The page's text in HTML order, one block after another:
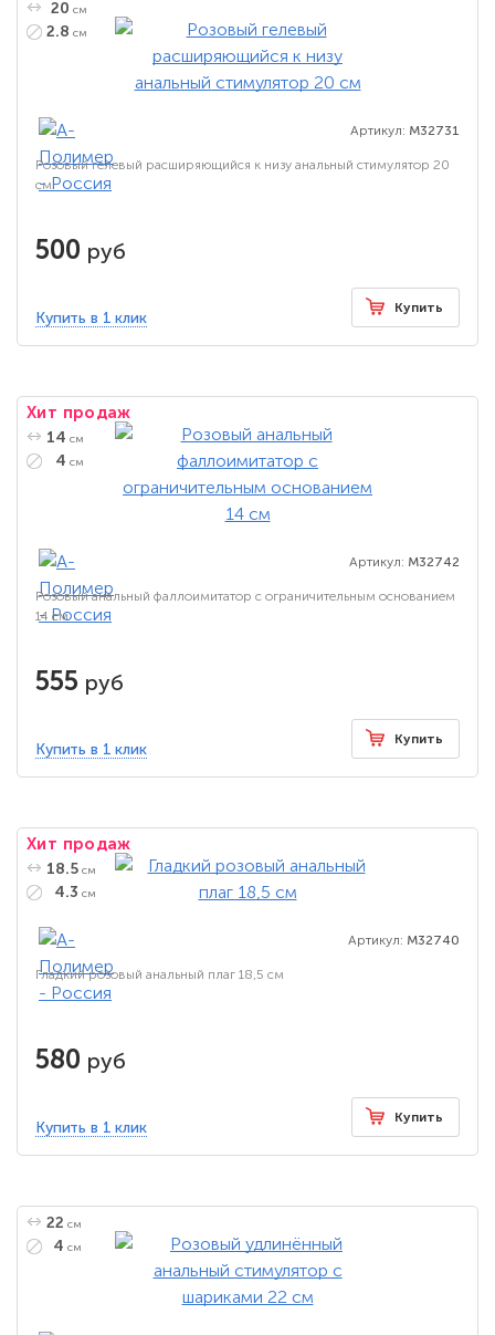
20 см
2.8 см
Артикул: M32731
Розовый гелевый расширяющийся к низу анальный стимулятор 20
см
500 руб
Купить в 1 клик
Купить
Хит продаж
14 см
4 см
Артикул: M32742
Розовый анальный фаллоимитатор с ограничительным основанием
14 см
555 руб
Купить в 1 клик
Купить
Хит продаж
18.5 см
4.3 см
Артикул: M32740
Гладкий розовый анальный плаг 18,5 см
580 руб
Купить в 1 клик
Купить
22 см
4 см